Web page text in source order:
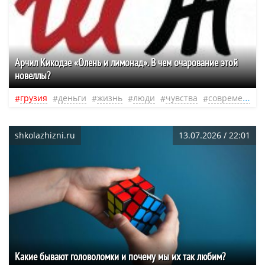
Арчил Кикодзе «Олень и лимонад». В чем очарование этой
новеллы?
грузия деньги жизнь люди чувства современная литература
shkolazhizni.ru 13.07.2026 / 22:01
Какие бывают головоломки и почему мы их так любим?